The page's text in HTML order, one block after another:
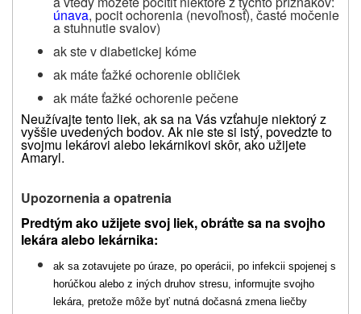
únava, pocit ochorenia (nevoľnosť), časté močenie
a stuhnutie svalov)
ak ste v diabetickej kóme
ak máte ťažké ochorenie obličiek
ak máte ťažké ochorenie pečene
Neužívajte tento liek, ak sa na Vás vzťahuje niektorý z
vyššie uvedených bodov. Ak nie ste si istý, povedzte to
svojmu lekárovi alebo lekárnikovi skôr, ako užijete
Amaryl.
Upozornenia a opatrenia
Predtým ako užijete svoj liek, obráťte sa na svojho
lekára alebo lekárnika:
ak sa zotavujete po úraze, po operácii, po infekcii spojenej s
horúčkou alebo z iných druhov stresu, informujte svojho
lekára, pretože môže byť nutná dočasná zmena liečby